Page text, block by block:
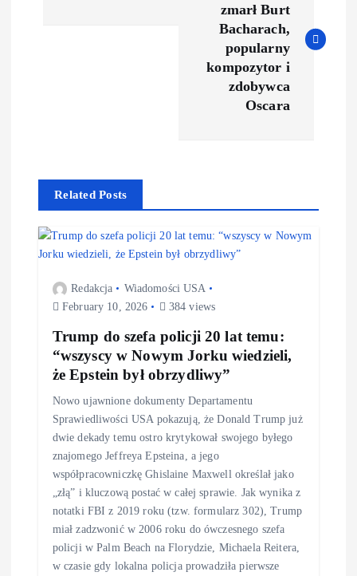
zmarł Burt
Bacharach,
popularny
kompozytor i
zdobywca
Oscara
Related Posts
Redakcja
Wiadomości USA
February 10, 2026
384 views
Trump do szefa policji 20 lat temu:
“wszyscy w Nowym Jorku wiedzieli,
że Epstein był obrzydliwy”
Nowo ujawnione dokumenty Departamentu
Sprawiedliwości USA pokazują, że Donald Trump już
dwie dekady temu ostro krytykował swojego byłego
znajomego Jeffreya Epsteina, a jego
współpracowniczkę Ghislaine Maxwell określał jako
„złą” i kluczową postać w całej sprawie. Jak wynika z
notatki FBI z 2019 roku (tzw. formularz 302), Trump
miał zadzwonić w 2006 roku do ówczesnego szefa
policji w Palm Beach na Florydzie, Michaela Reitera,
w czasie gdy lokalna policja prowadziła pierwsze